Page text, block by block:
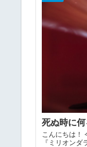
死ぬ時に何
こんにちは！
『ミリオン